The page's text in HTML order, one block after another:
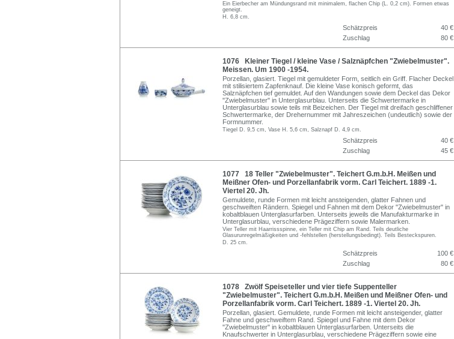
Ein Eierbecher am Mündungsrand mit minimalem, flachen Chip (L. 0,2 cm). Formen etwas
geneigt.
H. 6,8 cm.
Schätzpreis
40 €
Zuschlag
80 €
1076 Kleiner Tiegel / kleine Vase / Salznäpfchen "Zwiebelmuster".
Meissen. Um 1900 -1954.
Porzellan, glasiert. Tiegel mit gemuldeter Form, seitlich ein Griff. Flacher Deckel
mit stilisiertem Zapfenknauf. Die kleine Vase konisch geformt, das
Salznäpfchen tief gemuldet. Auf den Wandungen sowie dem Deckel das Dekor
"Zwiebelmuster" in Unterglasurblau. Unterseits die Schwertermarke in
Unterglasurblau sowie teils mit Beizeichen. Der Tiegel mit dreifach geschliffener
Schwertermarke, der Drehernummer mit Jahreszeichen (undeutlich) sowie der
Formnummer.
Tiegel D. 9,5 cm, Vase H. 5,6 cm, Salznapf D. 4,9 cm.
Schätzpreis
40 €
Zuschlag
45 €
1077 18 Teller "Zwiebelmuster". Teichert G.m.b.H. Meißen und
Meißner Ofen- und Porzellanfabrik vorm. Carl Teichert. 1889 -1.
Viertel 20. Jh.
Gemuldete, runde Formen mit leicht ansteigenden, glatter Fahnen und
geschweiften Rändern. Spiegel und Fahnen mit dem Dekor "Zwiebelmuster" in
kobaltblauen Unterglasurfarben. Unterseits jeweils die Manufakturmarke in
Unterglasurblau, verschiedene Prägeziffern sowie Malermarken.
Vier Teller mit Haarrissspinne, ein Teller mit Chip am Rand. Teils deutliche
Glasurunregelmäßigkeiten und -fehlstellen (herstellungsbedingt). Teils Besteckspuren.
D. 25 cm.
Schätzpreis
100 €
Zuschlag
80 €
1078 Zwölf Speiseteller und vier tiefe Suppenteller
"Zwiebelmuster". Teichert G.m.b.H. Meißen und Meißner Ofen- und
Porzellanfabrik vorm. Carl Teichert. 1889 -1. Viertel 20. Jh.
Porzellan, glasiert. Gemuldete, runde Formen mit leicht ansteigender, glatter
Fahne und geschweiftem Rand. Spiegel und Fahne mit dem Dekor
"Zwiebelmuster" in kobaltblauen Unterglasurfarben. Unterseits die
Knaufschwerter in Unterglasurblau, verschiedene Prägeziffern sowie eine